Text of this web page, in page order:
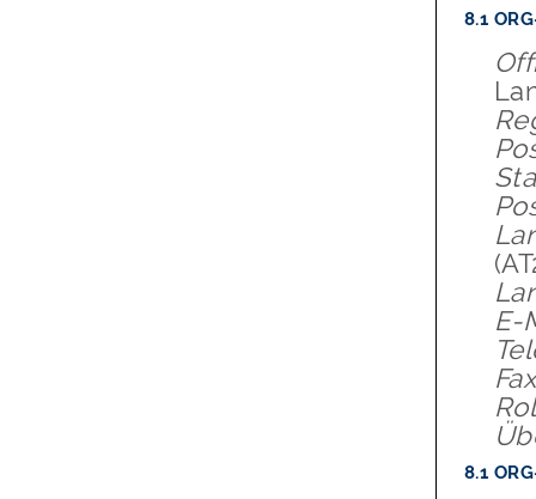
8.1
(
E-
Fax
8.1